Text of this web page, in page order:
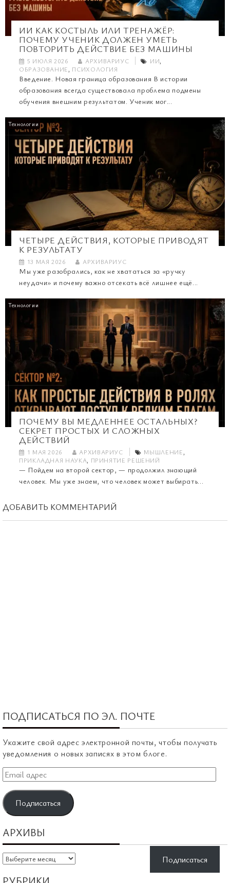
ИИ КАК КОСТЫЛЬ ИЛИ ТРЕНАЖЁР:
ПОЧЕМУ УЧЕНИК ДОЛЖЕН УМЕТЬ
ПОВТОРИТЬ ДЕЙСТВИЕ БЕЗ МАШИНЫ
5 ИЮЛЯ 2026 АРХИВАРИУС ИИ,
ОБРАЗОВАНИЕ, ПСИХОЛОГИЯ
Введение. Новая граница образования В истории
образования всегда существовала проблема подмены
обучения внешним результатом. Ученик мог...
Технологии
ЧЕТЫРЕ ДЕЙСТВИЯ, КОТОРЫЕ ПРИВОДЯТ
К РЕЗУЛЬТАТУ
13 МАЯ 2026 АРХИВАРИУС
Мы уже разобрались, как не хвататься за «ручку
неудачи» и почему важно отсекать всё лишнее ещё...
Технологии
ПОЧЕМУ ВЫ МЕДЛЕННЕЕ ОСТАЛЬНЫХ?
СЕКРЕТ ПРОСТЫХ И СЛОЖНЫХ
ДЕЙСТВИЙ
1 МАЯ 2026 АРХИВАРИУС МЫШЛЕНИЕ,
ПРИКЛАДНАЯ НАУКА, ПРИНЯТИЕ РЕШЕНИЙ
— Пойдем на второй сектор, — продолжил знающий
человек. Мы уже знаем, что человек может выбирать...
ДОБАВИТЬ КОММЕНТАРИЙ
ПОДПИСАТЬСЯ ПО ЭЛ. ПОЧТЕ
Укажите свой адрес электронной почты, чтобы получать
уведомления о новых записях в этом блоге.
Email
адрес
Подписаться
АРХИВЫ
Архивы Подписаться